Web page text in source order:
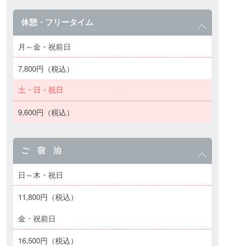
休憩・フリータイム
月～金・祝前日
7,800円（税込）
土・日・祝日
9,600円（税込）
ご 宿 泊
日～木・祝日
11,800円（税込）
金・祝前日
16,500円（税込）